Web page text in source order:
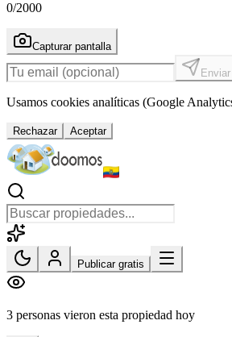
0/2000
Capturar pantalla
Usamos cookies analíticas (Google
Rechazar Aceptar
Publicar gratis
3 personas vieron esta propiedad hoy